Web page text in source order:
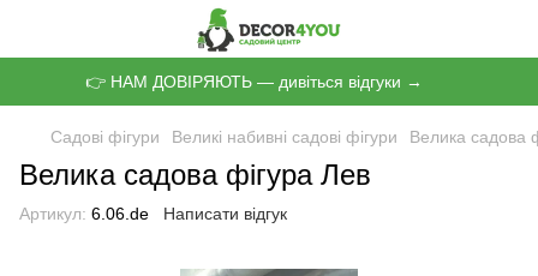
👉 НАМ ДОВІРЯЮТЬ — дивіться відгуки →
Садові фігури Великі набивні садові фігури Велика садова
Велика садова фігура Лев
Артикул: 6.06.de Написати відгук